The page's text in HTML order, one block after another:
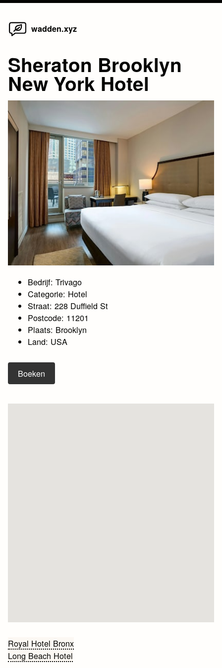
Skip
wadden.xyz
Sheraton Brooklyn
New York Hotel
Bedrijf: Trivago
Categorie: Hotel
Straat: 228 Duffield St
Postcode: 11201
Plaats: Brooklyn
Land: USA
Boeken
Bericht
navigatie
Royal Hotel Bronx
Long Beach Hotel